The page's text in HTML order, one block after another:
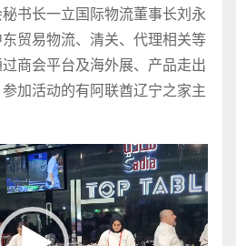
书长一立国际物流董事长刘永
贸易物流、清关、代理相关等
商会平台及海外展、产品走出
加活动的有阿联酋辽宁之家主